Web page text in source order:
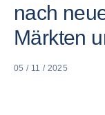
nach
Märkten
05 / 11 / 2025